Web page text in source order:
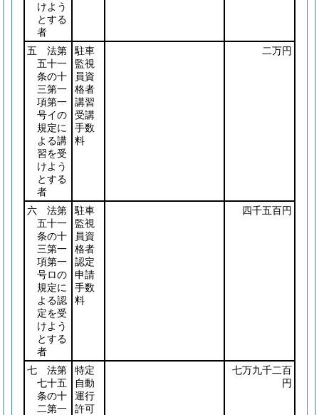
けよう
とする
者
五 法第
五十一
条の十
三第一
項第一
号イの
規定に
よる講
習を受
けよう
とする
者
駐車
監視
員資
格者
講習
受講
手数
料
二万円
六 法第
五十一
条の十
三第一
項第一
号ロの
規定に
よる認
定を受
けよう
とする
者
駐車
監視
員資
格者
認定
申請
手数
料
四千五百円
七 法第
七十五
条の十
二第一
特定
自動
運行
許可
七万九千二百
円